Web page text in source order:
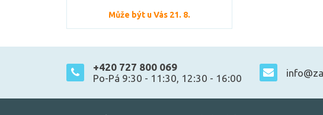
Může být u Vás 21. 8.
+420 727 800 069
Po-Pá 9:30 - 11:30, 12:30 - 16:00